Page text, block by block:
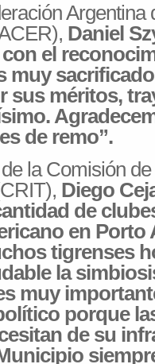
Argentina
Daniel
el
muy
sus méritos,
de remo”.
la Comisión
Diego
de
en Porto
tigrenses
la
muy
porque
de su